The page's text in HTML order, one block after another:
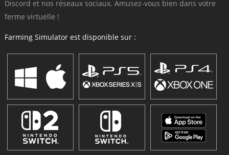
Discord et nos réseaux sociaux. Amusez-vous bien dans votre
ferme virtuelle !
Farming Simulator est disponible sur :